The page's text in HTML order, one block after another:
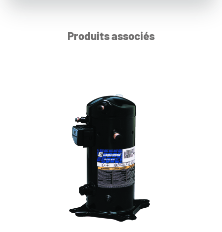
Produits associés